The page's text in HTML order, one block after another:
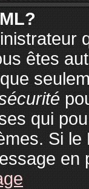
êtes
qui
Si
en